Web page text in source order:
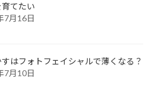
てたい
7月16日
はフォトフェイシャルで薄くなる？
7月10日